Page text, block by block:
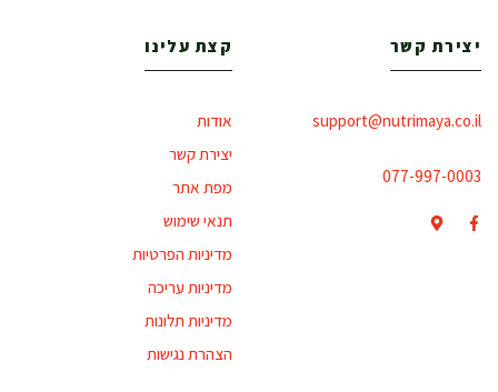
יצירת קשר
support@nutrimaya.co.il
077-997-0003
קצת עלינו
אודות
יצירת קשר
מפת אתר
תנאי שימוש
מדיניות הפרטיות
מדיניות עריכה
מדיניות תלונות
הצהרת נגישות